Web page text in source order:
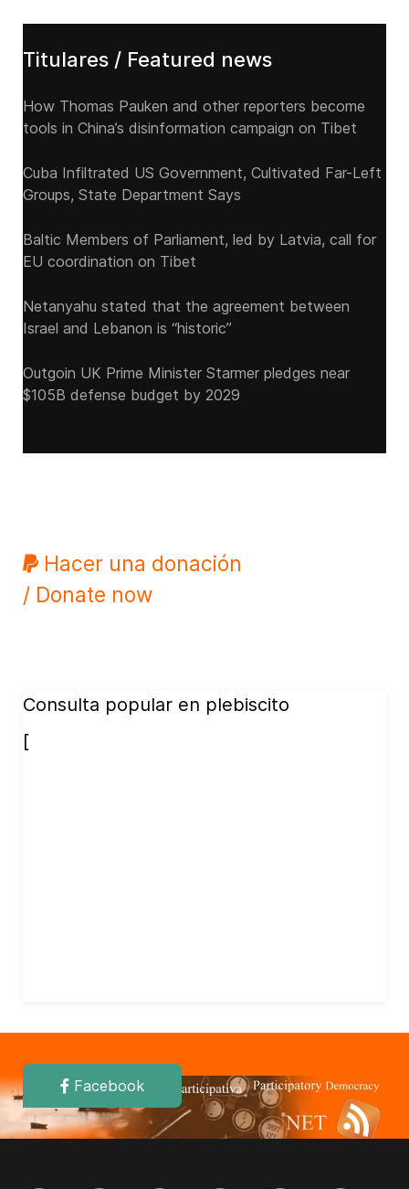
Titulares / Featured news
How Thomas Pauken and other reporters become
tools in China’s disinformation campaign on Tibet
Cuba Infiltrated US Government, Cultivated Far-Left
Groups, State Department Says
Baltic Members of Parliament, led by Latvia, call for
EU coordination on Tibet
Netanyahu stated that the agreement between
Israel and Lebanon is “historic”
Outgoin UK Prime Minister Starmer pledges near
$105B defense budget by 2029
Hacer una donación
/ Donate now
Consulta popular en plebiscito
[
Facebook